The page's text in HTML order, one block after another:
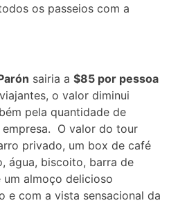
os passeios com a
sairia a $85 por pessoa
o valor diminui
pela quantidade de
O valor do tour
privado, um box de café
água, biscoito, barra de
almoço delicioso
e com a vista sensacional da